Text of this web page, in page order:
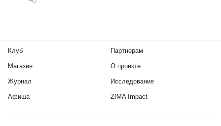
Клуб
Магазин
Журнал
Афиша
Партнерам
О проекте
Исследование
ZIMA Impact